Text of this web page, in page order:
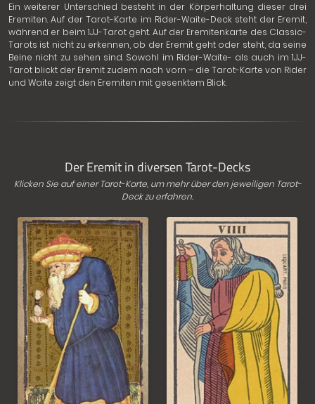
Ein weiterer Unterschied besteht in der Körperhaltung dieser drei
Eremiten. Auf der Tarot-Karte im Rider-Waite-Deck steht der Eremit,
während er beim 1JJ-Tarot geht. Auf der Eremitenkarte des Classic-
Tarots ist nicht zu erkennen, ob der Eremit geht oder steht, da seine
Beine nicht zu sehen sind. Sowohl im Rider-Waite- als auch im 1JJ-
Tarot blickt der Eremit zudem nach vorn – die Tarot-Karte von Rider
und Waite zeigt den Eremiten mit gesenktem Blick.
Der Eremit in diversen Tarot-Decks
Klicken Sie auf einer Tarot-Karte, um mehr über den jeweiligen Tarot-
Deck zu erfahren.